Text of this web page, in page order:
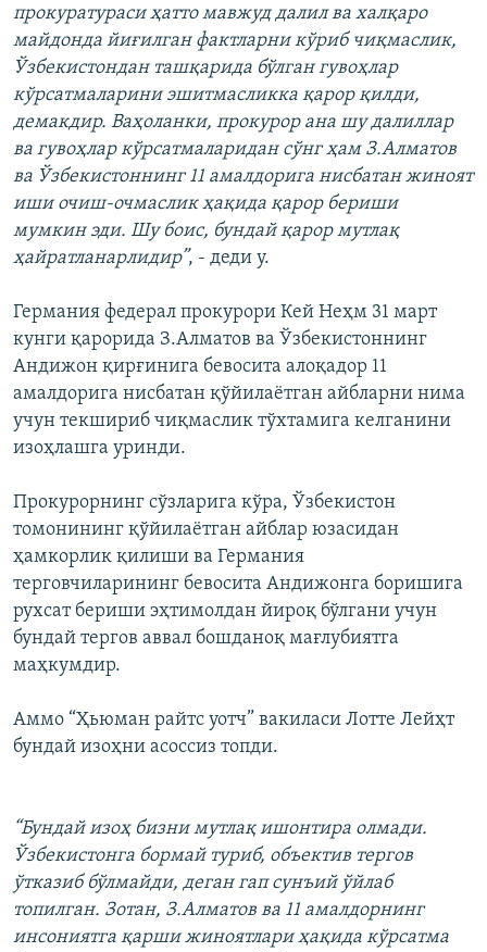
прокуратураси ҳатто мавжуд далил ва халқаро
майдонда йиғилган фактларни кўриб чиқмаслик,
Ўзбекистондан ташқарида бўлган гувоҳлар
кўрсатмаларини эшитмасликка қарор қилди,
демакдир. Ваҳоланки, прокурор ана шу далиллар
ва гувоҳлар кўрсатмаларидан сўнг ҳам З.Алматов
ва Ўзбекистоннинг 11 амалдорига нисбатан жиноят
иши очиш-очмаслик ҳақида қарор бериши
мумкин эди. Шу боис, бундай қарор мутлақ
ҳайратланарлидир”, - деди у.
Германия федерал прокурори Кей Неҳм 31 март
кунги қарорида З.Алматов ва Ўзбекистоннинг
Андижон қирғинига бевосита алоқадор 11
амалдорига нисбатан қўйилаëтган айбларни нима
учун текшириб чиқмаслик тўхтамига келганини
изоҳлашга уринди.
Прокурорнинг сўзларига кўра, Ўзбекистон
томонининг қўйилаëтган айблар юзасидан
ҳамкорлик қилиши ва Германия
терговчиларининг бевосита Андижонга боришига
рухсат бериши эҳтимолдан йироқ бўлгани учун
бундай тергов аввал бошданоқ мағлубиятга
маҳкумдир.
Аммо “Ҳьюман райтс уотч” вакиласи Лотте Лейҳт
бундай изоҳни асоссиз топди.
“Бундай изоҳ бизни мутлақ ишонтира олмади.
Ўзбекистонга бормай туриб, объектив тергов
ўтказиб бўлмайди, деган гап сунъий ўйлаб
топилган. Зотан, З.Алматов ва 11 амалдорнинг
инсониятга қарши жиноятлари ҳақида кўрсатма